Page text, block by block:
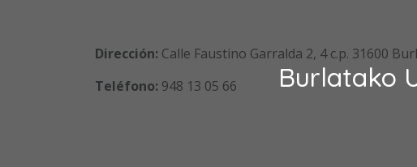
Burlatako
Dirección: Calle Faustino Garralda 2, 4 c.p. 31600
Teléfono: 948 13 05 66